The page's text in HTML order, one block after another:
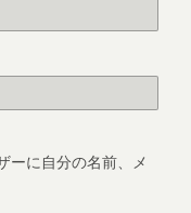
ーに自分の名前、メ